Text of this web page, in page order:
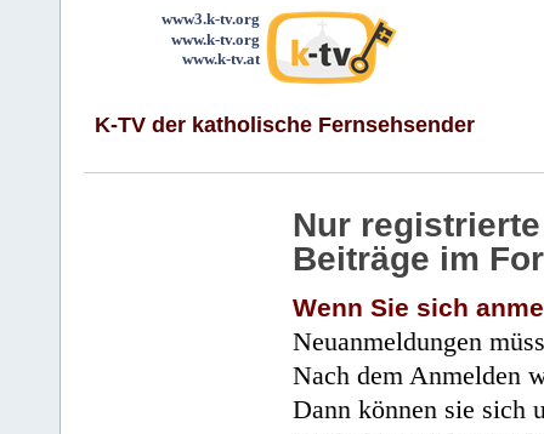
www3.k-tv.org
www.k-tv.org
www.k-tv.at
K-TV der katholische Fernsehsender
Nur
Beiträge im
Wenn Sie sich
Neuanmeldungen
Nach dem Anmelden
Dann können sie sich